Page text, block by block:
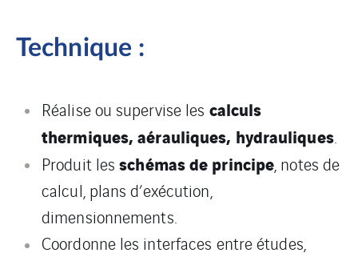
Technique :
Réalise ou supervise les calculs
thermiques, aérauliques, hydrauliques.
Produit lesschémas de principe, notes de
calcul, plans d’exécution,
dimensionnements.
Coordonne les interfaces entre études,